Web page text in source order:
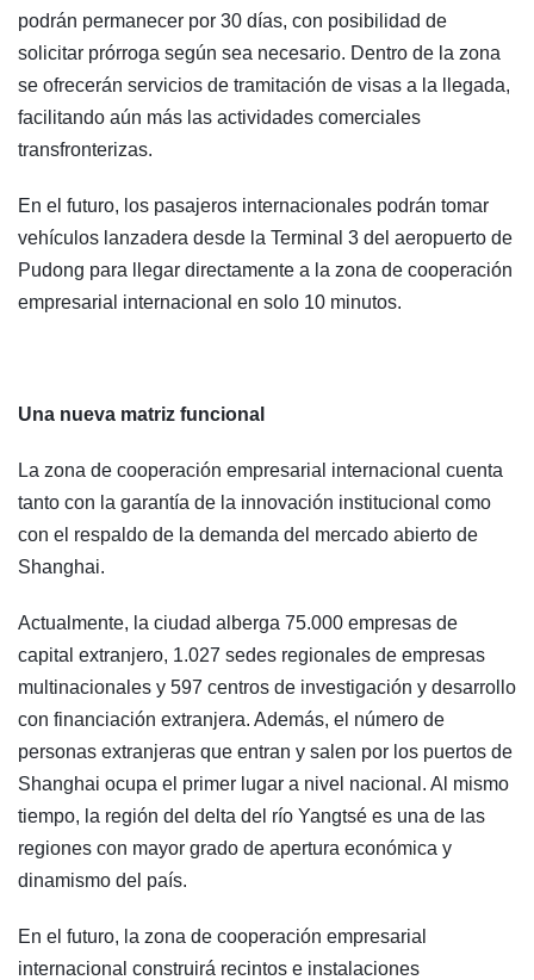
podrán permanecer por 30 días, con posibilidad de
solicitar prórroga según sea necesario. Dentro de la zona
se ofrecerán servicios de tramitación de visas a la llegada,
facilitando aún más las actividades comerciales
transfronterizas.
En el futuro, los pasajeros internacionales podrán tomar
vehículos lanzadera desde la Terminal 3 del aeropuerto de
Pudong para llegar directamente a la zona de cooperación
empresarial internacional en solo 10 minutos.
Una nueva matriz funcional
La zona de cooperación empresarial internacional cuenta
tanto con la garantía de la innovación institucional como
con el respaldo de la demanda del mercado abierto de
Shanghai.
Actualmente, la ciudad alberga 75.000 empresas de
capital extranjero, 1.027 sedes regionales de empresas
multinacionales y 597 centros de investigación y desarrollo
con financiación extranjera. Además, el número de
personas extranjeras que entran y salen por los puertos de
Shanghai ocupa el primer lugar a nivel nacional. Al mismo
tiempo, la región del delta del río Yangtsé es una de las
regiones con mayor grado de apertura económica y
dinamismo del país.
En el futuro, la zona de cooperación empresarial
internacional construirá recintos e instalaciones